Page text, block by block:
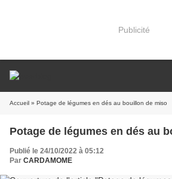
Publicité
Accueil » Potage de légumes en dés au bouillon de miso
Potage de légumes en dés au
Publié le 24/10/2022 à 05:12
Par CARDAMOME